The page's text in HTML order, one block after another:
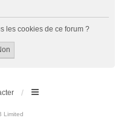
les cookies de ce forum ?
Limited